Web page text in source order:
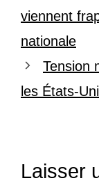
viennent
nationale
Tension
les États-
Laisser